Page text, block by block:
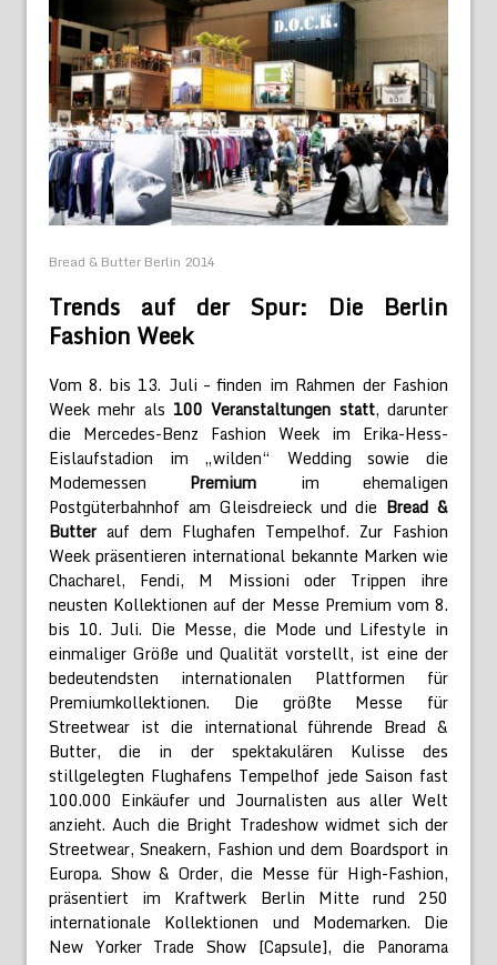
Bread & Butter Berlin 2014
Trends auf der Spur: Die Berlin
Fashion Week
Vom 8. bis 13. Juli – finden im Rahmen der Fashion
Week mehr als 100 Veranstaltungen statt, darunter
die Mercedes-Benz Fashion Week im Erika-Hess-
Eislaufstadion im „wilden“ Wedding sowie die
Modemessen Premium im ehemaligen
Postgüterbahnhof am Gleisdreieck und die Bread &
Butter auf dem Flughafen Tempelhof. Zur Fashion
Week präsentieren international bekannte Marken wie
Chacharel, Fendi, M Missioni oder Trippen ihre
neusten Kollektionen auf der Messe Premium vom 8.
bis 10. Juli. Die Messe, die Mode und Lifestyle in
einmaliger Größe und Qualität vorstellt, ist eine der
bedeutendsten internationalen Plattformen für
Premiumkollektionen. Die größte Messe für
Streetwear ist die international führende Bread &
Butter, die in der spektakulären Kulisse des
stillgelegten Flughafens Tempelhof jede Saison fast
100.000 Einkäufer und Journalisten aus aller Welt
anzieht. Auch die Bright Tradeshow widmet sich der
Streetwear, Sneakern, Fashion und dem Boardsport in
Europa. Show & Order, die Messe für High-Fashion,
präsentiert im Kraftwerk Berlin Mitte rund 250
internationale Kollektionen und Modemarken. Die
New Yorker Trade Show [Capsule], die Panorama